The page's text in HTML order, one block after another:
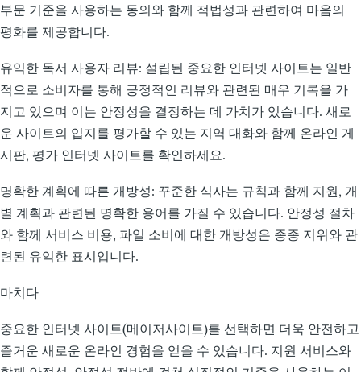
부문 기준을 사용하는 동의와 함께 적법성과 관련하여 마음의
평화를 제공합니다.
유익한 독서 사용자 리뷰: 설립된 중요한 인터넷 사이트는 일반
적으로 소비자를 통해 긍정적인 리뷰와 관련된 매우 기록을 가
지고 있으며 이는 안정성을 결정하는 데 가치가 있습니다. 새로
운 사이트의 입지를 평가할 수 있는 지역 대화와 함께 온라인 게
시판, 평가 인터넷 사이트를 확인하세요.
명확한 계획에 따른 개방성: 꾸준한 식사는 규칙과 함께 지원, 개
별 계획과 관련된 명확한 용어를 가질 수 있습니다. 안정성 절차
와 함께 서비스 비용, 파일 소비에 대한 개방성은 종종 지위와 관
련된 유익한 표시입니다.
마치다
중요한 인터넷 사이트(메이저사이트)를 선택하면 더욱 안전하고
즐거운 새로운 온라인 경험을 얻을 수 있습니다. 지원 서비스와